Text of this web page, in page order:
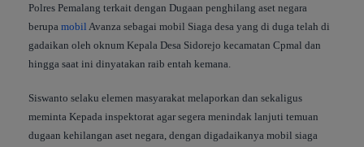
Polres Pemalang terkait dengan Dugaan penghilang aset negara
berupa mobil Avanza sebagai mobil Siaga desa yang di duga telah di
gadaikan oleh oknum Kepala Desa Sidorejo kecamatan Cpmal dan
hingga saat ini dinyatakan raib entah kemana.
Siswanto selaku elemen masyarakat melaporkan dan sekaligus
meminta Kepada inspektorat agar segera menindak lanjuti temuan
dugaan kehilangan aset negara, dengan digadaikanya mobil siaga